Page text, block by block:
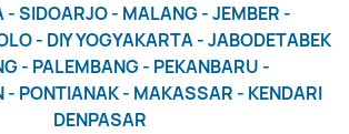
- SIDOARJO - MALANG - JEMBER -
- DIY YOGYAKARTA - JABODETABEK
- PALEMBANG - PEKANBARU -
- PONTIANAK - MAKASSAR - KENDARI
DENPASAR